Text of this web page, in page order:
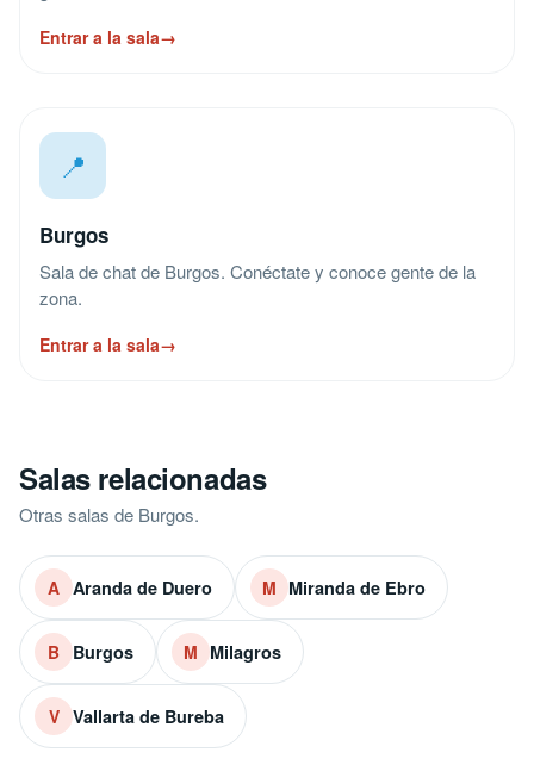
Entrar a la sala→
📍
Burgos
Sala de chat de Burgos. Conéctate y conoce gente de la
zona.
Entrar a la sala→
Salas relacionadas
Otras salas de Burgos.
A Aranda de Duero M Miranda de Ebro
B Burgos M Milagros
V Vallarta de Bureba